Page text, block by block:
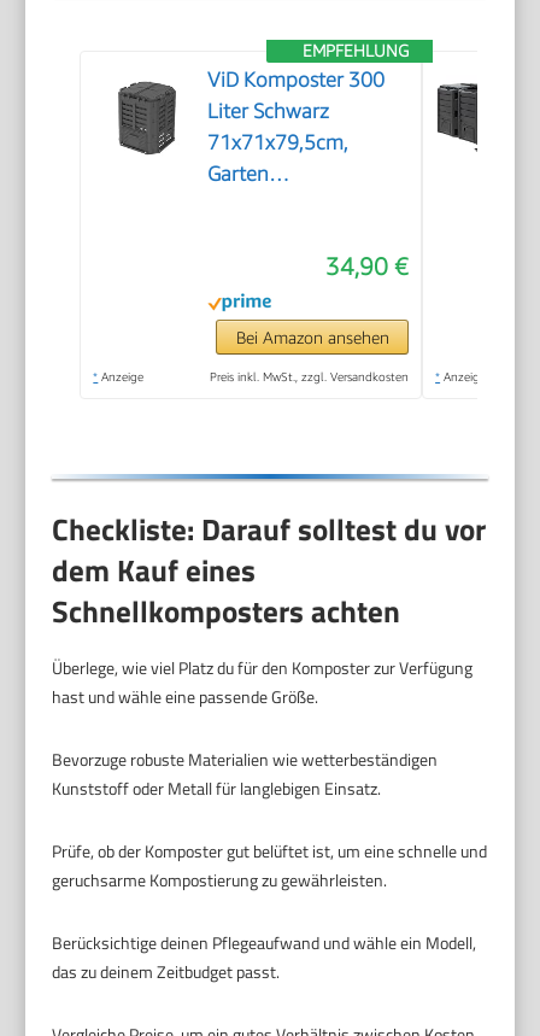
EMPFEHLUNG
ViD Komposter 300
Liter Schwarz
71x71x79,5cm,
Garten
Witterungsbeständig,
Thermokomposter
mit Belüftungssystem,
Kunststoff
34,90 €
Bei Amazon ansehen
* Anzeige Preis inkl. MwSt., zzgl. Versandkosten * Anzeige
Checkliste: Darauf solltest du vor
dem Kauf eines
Schnellkomposters achten
Überlege, wie viel Platz du für den Komposter zur Verfügung
hast und wähle eine passende Größe.
Bevorzuge robuste Materialien wie wetterbeständigen
Kunststoff oder Metall für langlebigen Einsatz.
Prüfe, ob der Komposter gut belüftet ist, um eine schnelle und
geruchsarme Kompostierung zu gewährleisten.
Berücksichtige deinen Pflegeaufwand und wähle ein Modell,
das zu deinem Zeitbudget passt.